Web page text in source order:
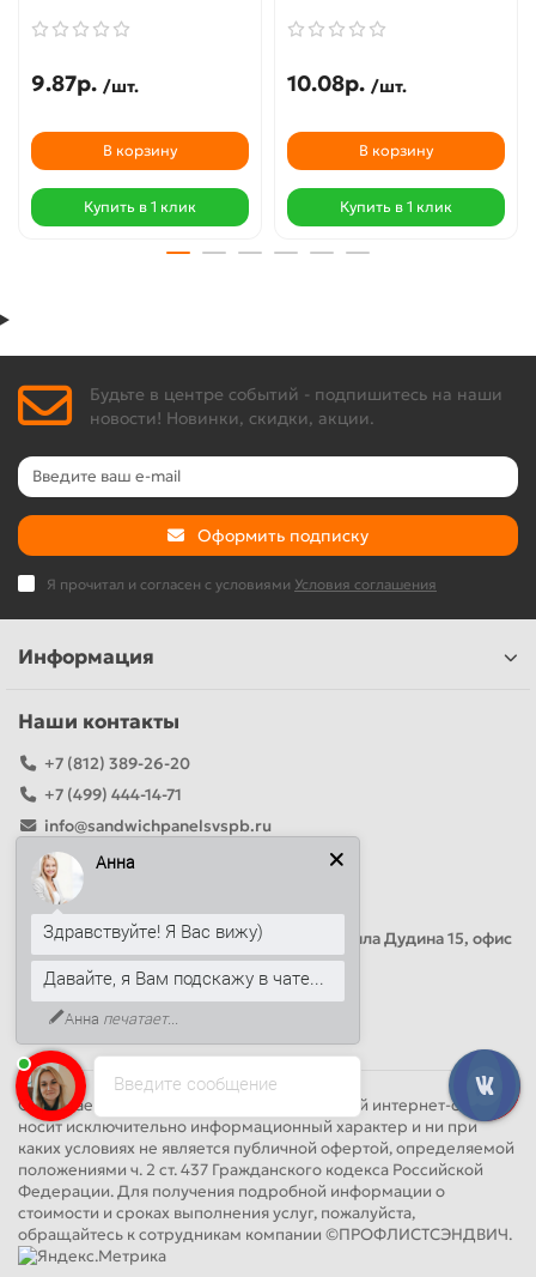
9.87р. /шт.
В корзину
Купить в 1 клик
10.08р. /шт.
В корзину
Купить в 1 клик
Будьте в центре событий - подпишитесь на наши
новости! Новинки, скидки, акции.
Оформить подписку
Я прочитал и согласен с условиями Условия соглашения
Информация
Наши контакты
+7 (812) 389-26-20
+7 (499) 444-14-71
info@sandwichpanelsvspb.ru
Наш адрес
Офис продаж
Адрес: Россия, Санкт-Петербург, Михаила Дудина 15, офис
41
Обращаем Ваше внимание на то, что данный интернет-сайт
носит исключительно информационный характер и ни при
каких условиях не является публичной офертой, определяемой
положениями ч. 2 ст. 437 Гражданского кодекса Российской
Федерации. Для получения подробной информации о
стоимости и сроках выполнения услуг, пожалуйста,
обращайтесь к сотрудникам компании ©ПРОФЛИСТСЭНДВИЧ.
Введите сообщение
Анна
Здравствуйте! Я Вас вижу)
Давайте, я Вам подскажу в чате...
Анна печатает...